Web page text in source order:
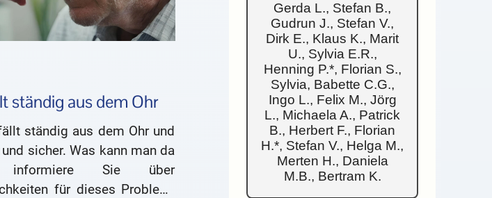
ständig aus dem Ohr
ständig aus dem Ohr und
sicher. Was kann man da
Sie über
für dieses Problem.
Gerda L., Stefan B.,
Gudrun J., Stefan V.,
Dirk E., Klaus K., Marit
U., Sylvia E.R.,
Henning P.*, Florian S.,
Sylvia, Babette C.G.,
Ingo L., Felix M., Jörg
L., Michaela A., Patrick
B., Herbert F., Florian
H.*, Stefan V., Helga M.,
Merten H., Daniela
M.B., Bertram K.